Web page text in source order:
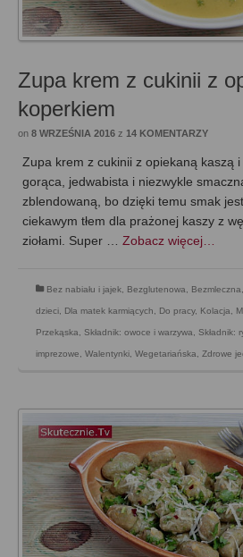
Zupa krem z cukinii z
koperkiem
on 8 WRZEŚNIA 2016 z 14 KOMENTARZY
Zupa krem z cukinii z opiekaną kaszą
gorąca, jedwabista i niezwykle
zblendowaną, bo dzięki temu smak
ciekawym tłem dla prażonej kaszy z
ziołami. Super … Zobacz więcej…
Bez nabiału i jajek Bezglutenowa Bezmleczna
dzieci Dla matek karmiących Do pracy, Kolacja
Przekąska Składnik: owoce i warzywa Składnik:
imprezowe Walentynki Wegetariańska Zdrowe